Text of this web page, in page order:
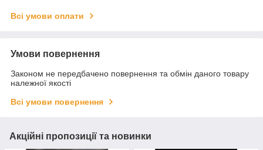
Всі умови оплати
Умови повернення
Законом не передбачено повернення та обмін даного товару
належної якості
Всі умови повернення
Акційні пропозиції та новинки